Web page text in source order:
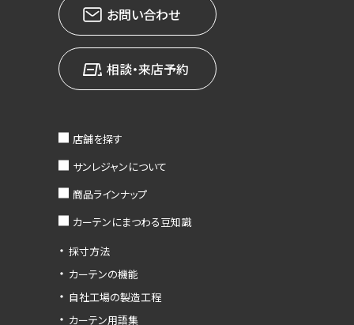
お問い合わせ
相談・来店予約
店舗を探す
サンレジャンについて
商品ラインナップ
カーテンにまつわる豆知識
採寸方法
カーテンの機能
自社工場の製造工程
カーテン用語集